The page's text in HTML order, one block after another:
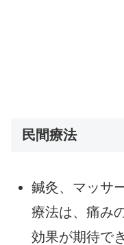
民間療法
鍼灸、マッサ
療法は、痛み
効果が期待で